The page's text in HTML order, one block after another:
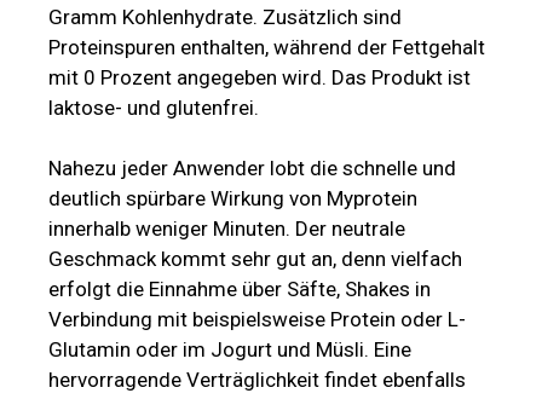
Gramm Kohlenhydrate. Zusätzlich sind
Proteinspuren enthalten, während der Fettgehalt
mit 0 Prozent angegeben wird. Das Produkt ist
laktose- und glutenfrei.
Nahezu jeder Anwender lobt die schnelle und
deutlich spürbare Wirkung von Myprotein
innerhalb weniger Minuten. Der neutrale
Geschmack kommt sehr gut an, denn vielfach
erfolgt die Einnahme über Säfte, Shakes in
Verbindung mit beispielsweise Protein oder L-
Glutamin oder im Jogurt und Müsli. Eine
hervorragende Verträglichkeit findet ebenfalls